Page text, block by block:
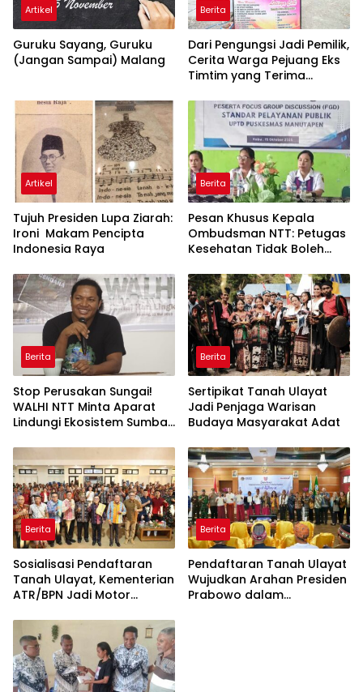
Penyelesaian Masalah
Kemanusiaan Eks Pejuang
Timtim Melalui Program
Redistribusi Tanah
Mengenal Lebih Dekat
dengan Yosua Karbeka, Plt.
Kepala Kantor Perwakilan
Ombudsman RI Provinsi
NTT
Artikel
Guruku Sayang, Guruku
(Jangan Sampai) Malang
Berita
Dari Pengungsi Jadi Pemilik,
Cerita Warga Pejuang Eks
Timtim yang Terima
Manfaat dari Reforma
Agraria
Artikel
Tujuh Presiden Lupa Ziarah:
Ironi Makam Pencipta
Indonesia Raya
Berita
Pesan Khusus Kepala
Ombudsman NTT: Petugas
Kesehatan Tidak Boleh
Menerima Fee Rujukan
Pasien
Berita
Stop Perusakan Sungai!
WALHI NTT Minta Aparat
Lindungi Ekosistem Sumba
dari Reklamasi Liar
Berita
Sertipikat Tanah Ulayat
Jadi Penjaga Warisan
Budaya Masyarakat Adat
Berita